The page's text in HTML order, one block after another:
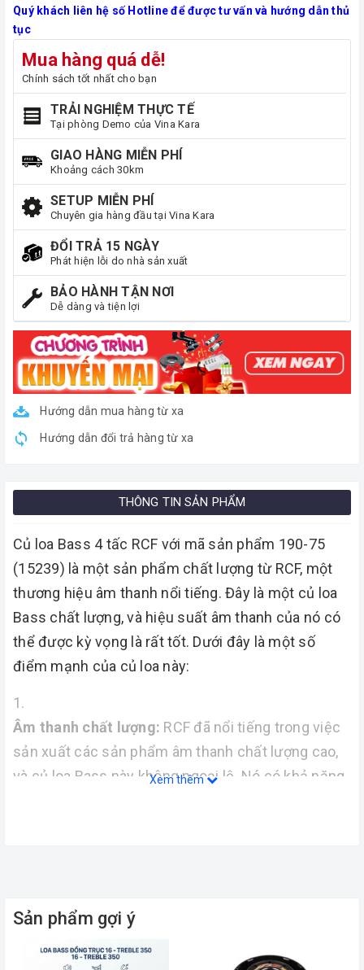
Quý khách liên hệ số Hotline để được tư vấn và hướng dẫn thủ
tục
Mua hàng quá dễ!
Chính sách tốt nhất cho bạn
TRẢI NGHIỆM THỰC TẾ
Tại phòng Demo của Vina Kara
GIAO HÀNG MIỄN PHÍ
Khoảng cách 30km
SETUP MIỄN PHÍ
Chuyên gia hàng đầu tại Vina Kara
ĐỔI TRẢ 15 NGÀY
Phát hiện lỗi do nhà sản xuất
BẢO HÀNH TẬN NƠI
Dễ dàng và tiện lợi
Hướng dẫn mua hàng từ xa
Hướng dẫn đổi trả hàng từ xa
THÔNG TIN SẢN PHẨM
Củ loa Bass 4 tấc RCF với mã sản phẩm 190-75
(15239) là một sản phẩm chất lượng từ RCF, một
thương hiệu âm thanh nổi tiếng. Đây là một củ loa
Bass chất lượng, và hiệu suất âm thanh của nó có
thể được kỳ vọng là rất tốt. Dưới đây là một số
điểm mạnh của củ loa này:
Âm thanh chất lượng: RCF đã nổi tiếng trong việc
sản xuất các sản phẩm âm thanh chất lượng cao,
và củ loa Bass này không ngoại lệ. Nó có khả năng
cho âm thanh trở nên đầy đủ và phong phú hơn.
Xem thêm
Sản phẩm gợi ý